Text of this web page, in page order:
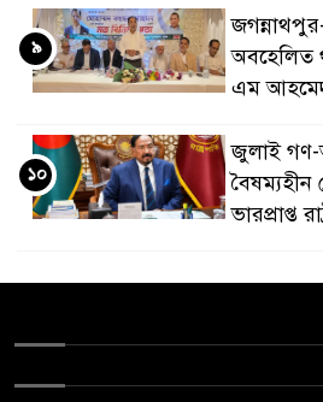
অবহেলিত
এম
৯
জুলাই গণ-
বৈষম্যহীন
ভারপ্রাপ্ত
১০